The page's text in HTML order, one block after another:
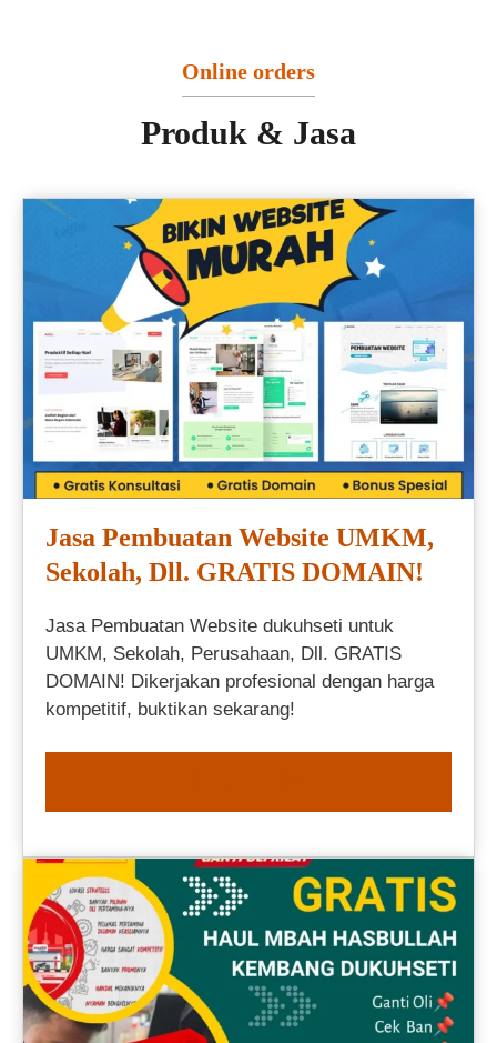
Online orders
Produk & Jasa
Jasa Pembuatan Website UMKM,
Sekolah, Dll. GRATIS DOMAIN!
Jasa Pembuatan Website dukuhseti untuk
UMKM, Sekolah, Perusahaan, Dll. GRATIS
DOMAIN! Dikerjakan profesional dengan harga
kompetitif, buktikan sekarang!